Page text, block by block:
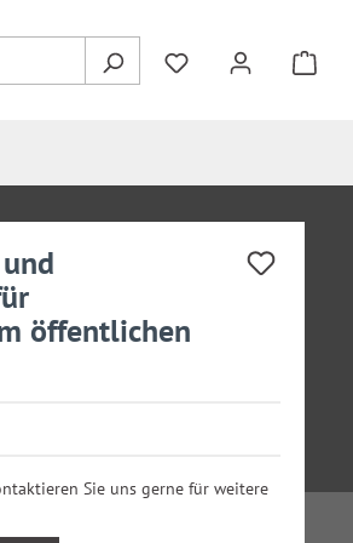
öffentlichen
Sie uns gerne für weitere